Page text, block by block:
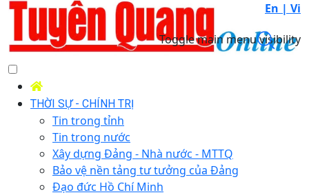
En | Vi
Toggle main menu visibility
THỜI SỰ - CHÍNH TRỊ
Tin trong tỉnh
Tin trong nước
Xây dựng Đảng - Nhà nước - MTTQ
Bảo vệ nền tảng tư tưởng của Đảng
Đạo đức Hồ Chí Minh